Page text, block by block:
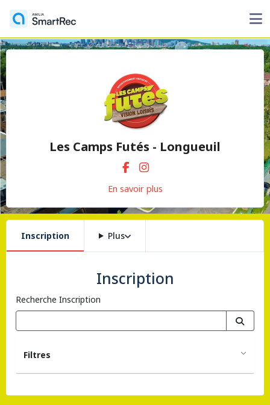
Les Camps Futés - Longueuil
En savoir plus
Inscription Plus
Inscription
Recherche Inscription
Filtres